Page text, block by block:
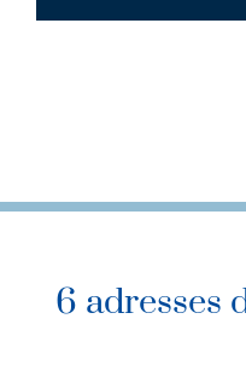
6 adresses